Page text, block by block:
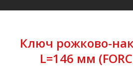
Ключ рожково-
L=146 мм